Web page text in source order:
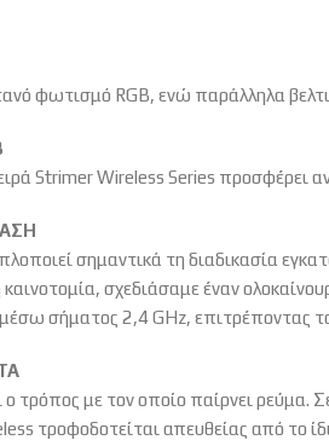
φωτισμό RGB, ενώ παράλληλα
Strimer Wireless Series προσφέρει
σημαντικά τη διαδικασία
σχεδιάσαμε έναν
σήματος 2,4 GHz,
τρόπος με τον οποίο παίρνει
τροφοδοτείται απευθείας από το